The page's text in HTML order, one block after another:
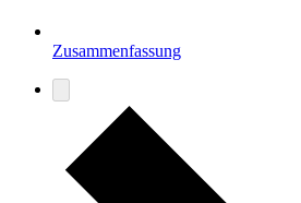
Zusammenfassung